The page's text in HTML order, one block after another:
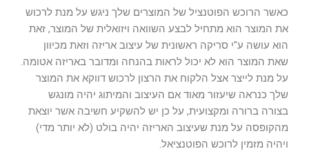
כאשר הרוכש הפוטנציל של המוצרים שלך ניגש על מנת לרכוש
את המוצר הוא מתחיל לבצע השוואה ויזואלית של המוצר, זאת
הוא עושה ע"י סריקה ראשונית של עיצוב אריזה וזאת מכיוון
שאת המוצר הוא לא יכול לראות בהנחה ומדובר באריזה אטומה.
על מנת לייצר אצל הלקוח את הרצון לרכוש דווקא את המוצר
שלך כנראה שיעזור מאוד אם העיצוב והמיתוג יהיה מונגש
בצורה ברורה ומקצועית, על כן יש להשקיע חשיבה אשר יוצאת
מהקופסה על מנת שעיצוב האריזה יהיה בולט (לא יותר מדי)
ויהיה מזמין לרוכש הפוטנציאל.